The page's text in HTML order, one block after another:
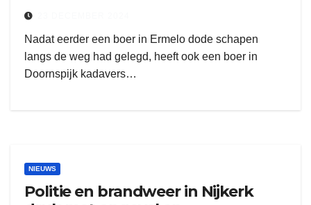
Nadat eerder een boer in Ermelo dode schapen
langs de weg had gelegd, heeft ook een boer in
Doornspijk kadavers…
NIEUWS
Politie en brandweer in Nijkerk